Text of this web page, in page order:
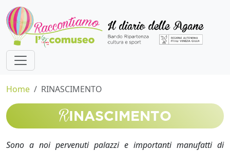
Home RINASCIMENTO
RINASCIMENTO
Sono a noi pervenuti palazzi e importanti manufatti di